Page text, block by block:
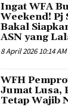
Ingat WFA
Weekend! Pj
Bakal
ASN yang
8 April 2026 10:14 AM
WFH
Jumat Lusa,
Tetap Wajib